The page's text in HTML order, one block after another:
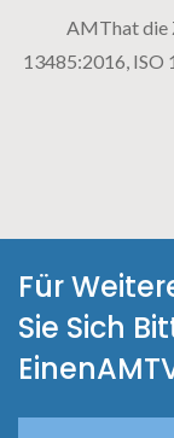
AMThat die
13485:2016, ISO
Für
Sie Sich